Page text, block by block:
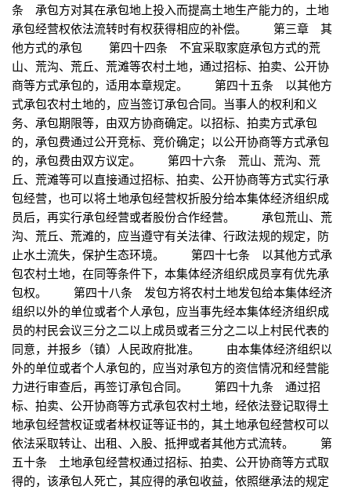
条 承包方对其在承包地上投入而提高土地生产能力的，土地
承包经营权依法流转时有权获得相应的补偿。 第三章 其
他方式的承包 第四十四条 不宜采取家庭承包方式的荒
山、荒沟、荒丘、荒滩等农村土地，通过招标、拍卖、公开协
商等方式承包的，适用本章规定。 第四十五条 以其他方
式承包农村土地的，应当签订承包合同。当事人的权利和义
务、承包期限等，由双方协商确定。以招标、拍卖方式承包
的，承包费通过公开竞标、竞价确定；以公开协商等方式承包
的，承包费由双方议定。 第四十六条 荒山、荒沟、荒
丘、荒滩等可以直接通过招标、拍卖、公开协商等方式实行承
包经营，也可以将土地承包经营权折股分给本集体经济组织成
员后，再实行承包经营或者股份合作经营。 承包荒山、荒
沟、荒丘、荒滩的，应当遵守有关法律、行政法规的规定，防
止水土流失，保护生态环境。 第四十七条 以其他方式承
包农村土地，在同等条件下，本集体经济组织成员享有优先承
包权。 第四十八条 发包方将农村土地发包给本集体经济
组织以外的单位或者个人承包，应当事先经本集体经济组织成
员的村民会议三分之二以上成员或者三分之二以上村民代表的
同意，并报乡（镇）人民政府批准。 由本集体经济组织以
外的单位或者个人承包的，应当对承包方的资信情况和经营能
力进行审查后，再签订承包合同。 第四十九条 通过招
标、拍卖、公开协商等方式承包农村土地，经依法登记取得土
地承包经营权证或者林权证等证书的，其土地承包经营权可以
依法采取转让、出租、入股、抵押或者其他方式流转。 第
五十条 土地承包经营权通过招标、拍卖、公开协商等方式取
得的，该承包人死亡，其应得的承包收益，依照继承法的规定